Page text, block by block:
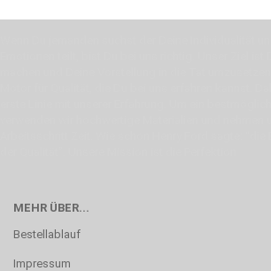
MEHR ÜBER...
Bestellablauf
Impressum